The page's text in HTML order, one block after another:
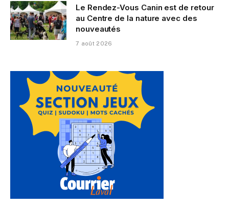
Le Rendez-Vous Canin est de retour
au Centre de la nature avec des
nouveautés
7 août 2026